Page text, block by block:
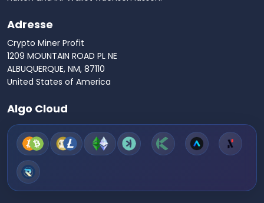
Adresse
Crypto Miner Profit
1209 MOUNTAIN ROAD PL NE
ALBUQUERQUE, NM, 87110
United States of America
Algo Cloud